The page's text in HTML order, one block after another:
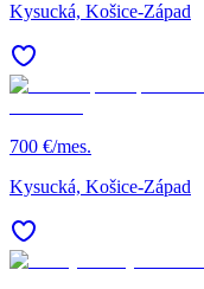
Kysucká, Košice-Západ
700 €/mes.
Kysucká, Košice-Západ